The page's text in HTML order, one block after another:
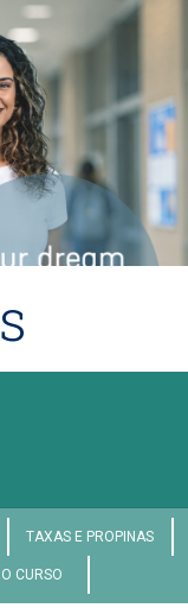
TAXAS E PROPINAS
CURSO